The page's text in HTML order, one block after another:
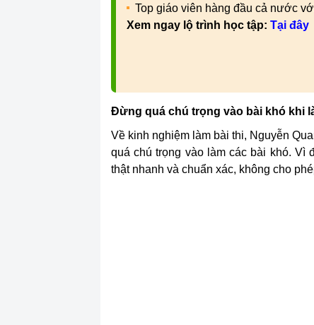
Top giáo viên hàng đầu cả nước
Xem ngay lộ trình học tập: Tại đây
Đừng quá chú trọng vào bài khó khi
Về kinh nghiệm làm bài thi, Nguyễn
quá chú trọng vào làm các bài khó. Vì
thật nhanh và chuẩn xác, không cho